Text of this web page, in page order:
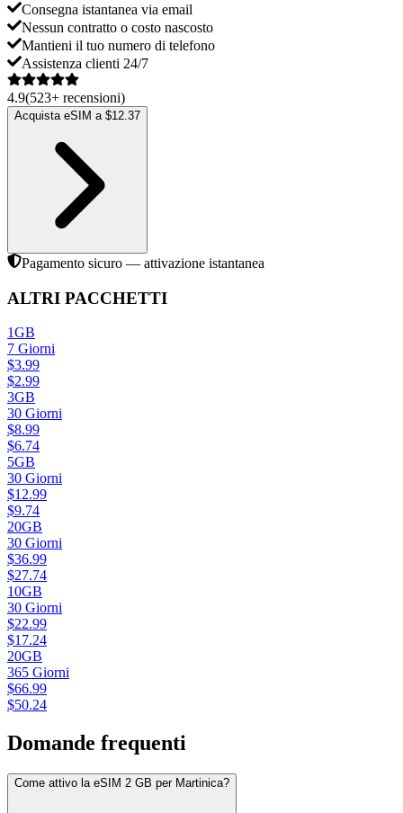
Consegna istantanea via email
Nessun contratto o costo nascosto
Mantieni il tuo numero di telefono
Assistenza clienti 24/7
4.9(523+ recensioni)
Acquista eSIM a $12.37
Pagamento sicuro — attivazione istantanea
ALTRI PACCHETTI
1GB
7 Giorni
$3.99
$2.99
3GB
30 Giorni
$8.99
$6.74
5GB
30 Giorni
$12.99
$9.74
20GB
30 Giorni
$36.99
$27.74
10GB
30 Giorni
$22.99
$17.24
20GB
365 Giorni
$66.99
$50.24
Domande frequenti
Come attivo la eSIM 2 GB per Martinica?